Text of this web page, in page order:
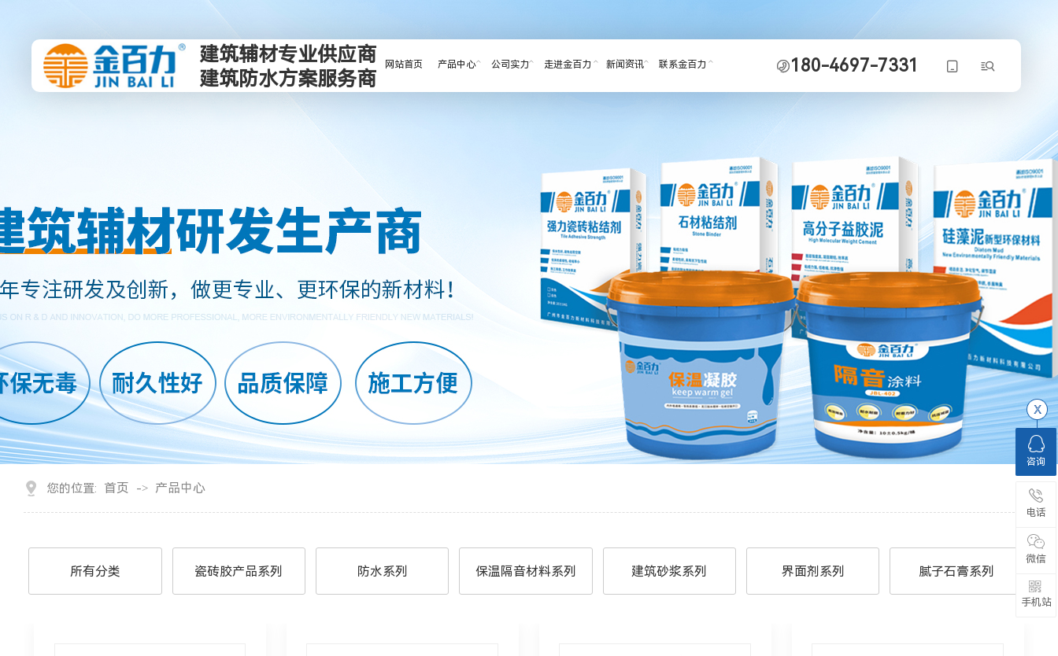
建筑辅材专业供应商
建筑防水方案服务商
网站首页 产品中心
为您提供瓷砖胶产品系列,防水系列,保温隔音材料系列,建筑砂浆系列等高质量产品。
列
建筑砂浆系列
公司实力 走进金百力
广州市金百力新材料科技有限公司拥有专业的研发技术团队并配套了现代化的实验室、专业研发、专业测
试、引进了十几套现代化的生产设备并培训了一大批技术人才构成了强大的生产能力，同时组建了庞大的物
流运输队伍...
公司简介 企业形象 荣誉资质 成功案例
新闻资讯
关注我们，你可以及时了解公司以及公司产品的相关动态
联系金百力 180-4697-7331  
您的位置: 首页 -> 产品中心
所有分类 瓷砖胶产品系列 防水系列 保温隔音材料系列 建筑砂浆系列 界面剂系列 腻子石膏系列
咨询
电话
微信
手机站